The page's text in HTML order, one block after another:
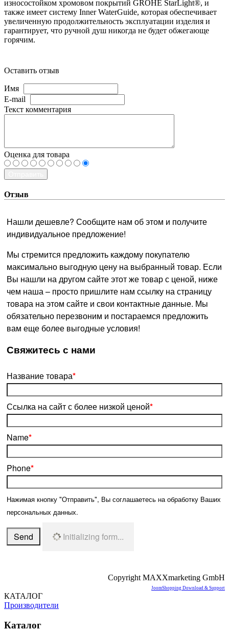
износостойком хромовом покрытий GROHE StarLight®, и
также имеет систему Inner WaterGuide, которая обеспечивает
увеличенную продолжительность эксплуатации изделия и
гарантирует, что ручной душ никогда не будет обжегающе
горячим.
Оставить отзыв
Имя
E-mail
Текст комментария
Оценка для товара
Отзыв
Нашли дешевле? Сообщите нам об этом и получите
индивидуальное предложение!
Мы стремится предложить каждому покупателю
максимально выгодную цену на выбранный товар. Если
Вы нашли на другом сайте этот же товар с ценой, ниже
чем наша – просто пришлите нам ссылку на страницу
товара на этом сайте и свои контактные данные. Мы
обязательно перезвоним и постараемся предложить
вам еще более выгодные условия!
­Свяжитесь с нами
Название товара*
Ссылка на сайт с более низкой ценой*
Name*
Phone*
Нажимая кнопку "Отправить", Вы соглашаетесь на обработку Ваших
персональных данных.
Send Initializing form...
Copyright MAXXmarketing GmbH
JoomShopping Download & Support
КАТАЛОГ
Производители
Каталог